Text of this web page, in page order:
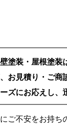
塗装・屋根塗装
お見積り・ご商
ズにお応えし、
ご不安をお持ち